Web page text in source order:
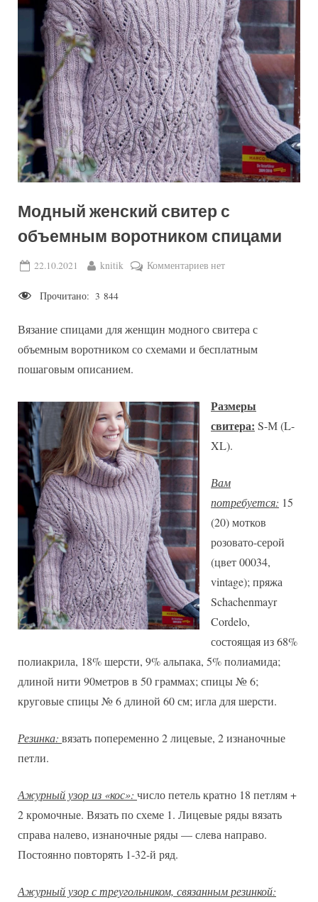
Модный женский свитер с
объемным воротником спицами
Posted
22.10.2021 By
knitik Комментариевк
свитер
с
нет
Прочитано: 3 844
Вязание спицами для женщин модного свитера с
объемным воротником со схемами и бесплатным
пошаговым описанием.
Размеры
свитера: S-М (L-
XL).
Вам
потребуется: 15
(20) мотков
розовато-серой
(цвет 00034,
vintage); пряжа
Schachenmayr
Cordelo,
состоящая из 68%
полиакрила, 18% шерсти, 9% альпака, 5% полиамида;
длиной нити 90метров в 50 граммах; спицы № 6;
круговые спицы № 6 длиной 60 см; игла для шерсти.
Резинка: вязать попеременно 2 лицевые, 2 изнаночные
петли.
Ажурный узор из «кос»: число петель кратно 18 петлям +
2 кромочные. Вязать по схеме 1. Лицевые ряды вязать
справа налево, изнаночные ряды — слева направо.
Постоянно повторять 1-32-й ряд.
Ажурный узор с треугольником, связанным резинкой: